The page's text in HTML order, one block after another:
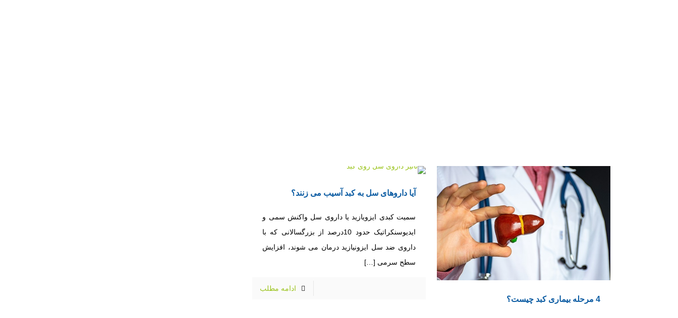
4 مرحله بیماری کبد چیست؟
آیا داروهای سل به کبد آسیب می زنند؟
سمیت کبدی ایزویازید یا داروی سل واکنش سمی و
ایدیوسنکراتیک حدود 10درصد از بزرگسالانی که با
داروی ضد سل ایزونیازید درمان می شوند، افزایش
سطح سرمی […]
ادامه مطلب